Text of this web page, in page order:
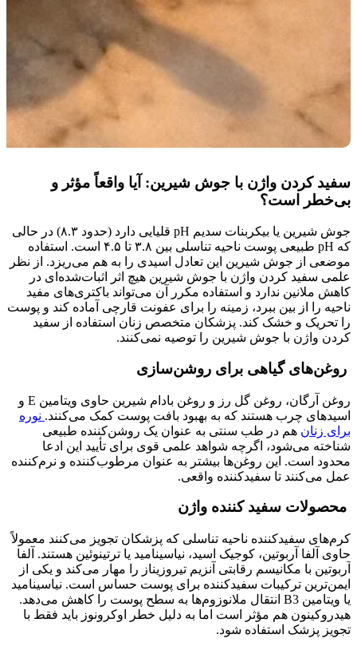
سفید کردن واژن با جوش شیرین: آیا واقعاً مؤثر و
بی‌خطر است؟
جوش شیرین یا بیکربنات سدیم pH قلیایی دارد (حدود ۸.۳) در حالی
که pH طبیعی پوست ناحیه تناسلی بین ۳.۸ تا ۴.۵ است. استفاده
موضعی از جوش شیرین این تعادل اسیدی را به هم می‌ریزد. از نظر
علمی سفید کردن واژن با جوش شیرین هیچ اثر اثبات‌شده‌ای در
کاهش ملانین ندارد و استفاده مکرر آن می‌تواند باکتری‌های مفید
ناحیه را از بین ببرد، زمینه را برای عفونت قارچی آماده کند و پوست
را تحریک و خشک کند. پزشکان متخصص زنان استفاده از سفید
کردن واژن با جوش شیرین را توصیه نمی‌کنند.
روغن‌های گیاهی برای روشن‌سازی
روغن آرگان، روغن گل رز و روغن بادام شیرین حاوی ویتامین E و
اسیدهای چرب هستند که به بهبود بافت پوست کمک می‌کنند. نوره
برای زنان هم در طب سنتی به عنوان یک روشن‌کننده طبیعی
شناخته می‌شود، اگرچه شواهد علمی قوی برای تأیید این ادعا
محدود است. این روغن‌ها بیشتر به عنوان مرطوب‌کننده و نرم‌کننده
عمل می‌کنند تا سفیدکننده واقعی.
محصولات سفید کننده واژن
کرم‌های سفیدکننده ناحیه تناسلی که پزشکان تجویز می‌کنند معمولاً
حاوی آلفا آربوتین، کوجیک اسید، نیاسینامید یا ترتینوئین هستند. آلفا
آربوتین با مکانیسم رقابتی آنزیم تیروزیناز را مهار می‌کند و یکی از
ایمن‌ترین ترکیبات سفیدکننده برای پوست حساس است. نیاسینامید
یا ویتامین B3 انتقال ملانوزوم‌ها به سطح پوست را کاهش می‌دهد.
هیدروکینون هم مؤثر است اما به دلیل خطر اوکرونوز باید فقط با
تجویز پزشک استفاده شود.